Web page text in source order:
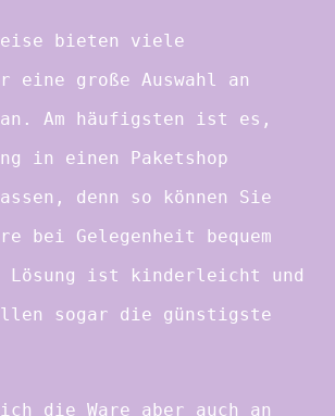
bieten viele
eine große Auswahl an
Am häufigsten ist es,
in einen Paketshop
denn so können Sie
bei Gelegenheit bequem
Lösung ist kinderleicht und
sogar die günstigste
die Ware aber auch an